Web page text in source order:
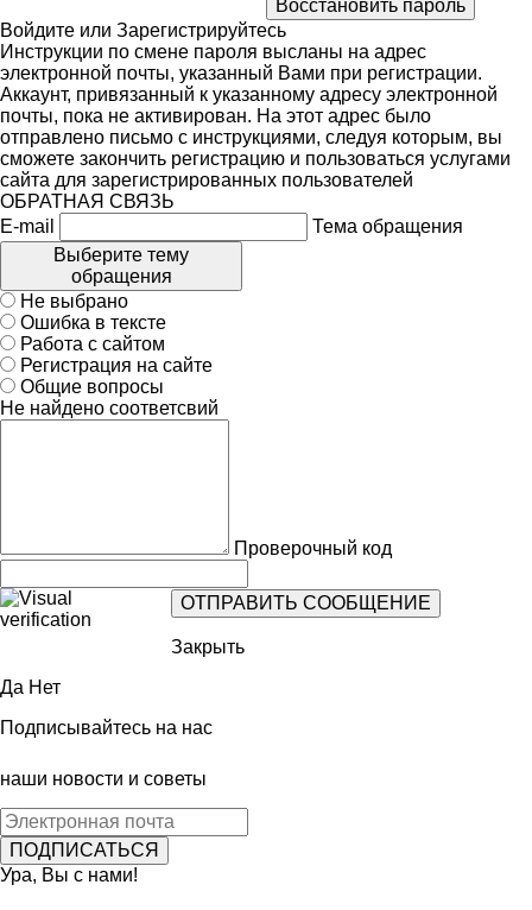
Войдите или Зарегистрируйтесь
Инструкции по смене пароля высланы на адрес
электронной почты, указанный Вами при регистрации.
Аккаунт, привязанный к указанному адресу электронной
почты, пока не активирован. На этот адрес было
отправлено письмо с инструкциями, следуя которым, вы
сможете закончить регистрацию и пользоваться услугами
сайта для зарегистрированных пользователей
ОБРАТНАЯ СВЯЗЬ
E-mail
Тема обращения
Выберите тему
обращения
Не выбрано
Ошибка в тексте
Работа с сайтом
Регистрация на сайте
Общие вопросы
Не найдено соответсвий
Проверочный код
Закрыть
Да Нет
Подписывайтесь на нас
наши новости и советы
Ура, Вы с нами!